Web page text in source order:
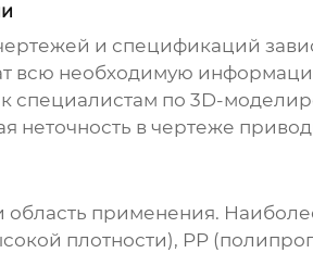
и спецификаций
всю необходимую
специалистам по 3D-
неточность в чертеже
применения.
плотности), PP